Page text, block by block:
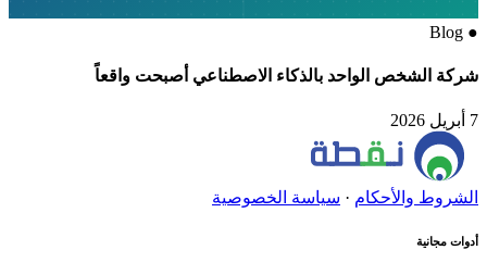
●
Blog
شركة الشخص الواحد بالذكاء الاصطناعي أصبحت واقعاً
الشروط والأحكام· سياسة الخصوصية
أدوات مجانية